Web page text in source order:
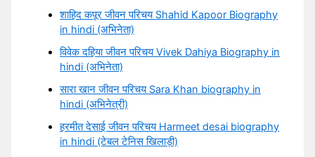
शाहिद कपूर जीवन परिचय Shahid Kapoor Biography
in hindi (अभिनेता)
विवेक दहिया जीवन परिचय Vivek Dahiya Biography in
hindi (अभिनेता)
सारा खान जीवन परिचय Sara Khan biography in
hindi (अभिनेत्री)
हरमीत देसाई जीवन परिचय Harmeet desai biography
in hindi (टेबल टेनिस खिलाड़ी)